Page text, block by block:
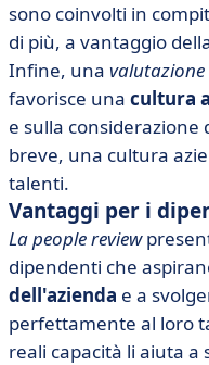
sono coinvolti in
di più, a vantaggio
Infine, una valutazione
favorisce una cultura
e sulla considerazione
breve, una cultura
talenti.
Vantaggi per i
La people review
dipendenti che
dell'azienda e a
perfettamente al loro
reali capacità li aiuta a